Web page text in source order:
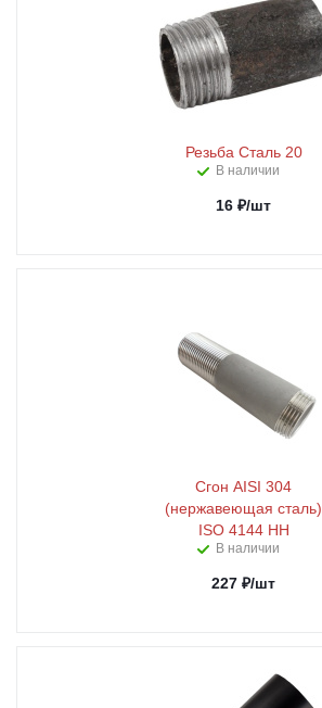
Резьба Сталь 20
В наличии
16 ₽/шт
Сгон AISI 304
(нержавеющая сталь)
ISO 4144 HH
В наличии
227 ₽/шт